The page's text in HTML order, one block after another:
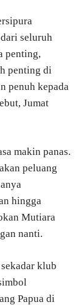
seluruh
penting,
penting di
penuh kepada
Jumat
makin panas.
peluang
hingga
Mutiara
nanti.
klub
Papua di